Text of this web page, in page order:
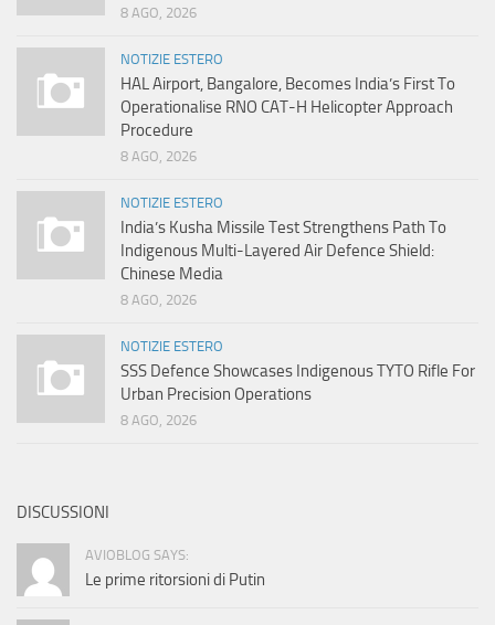
8 AGO, 2026
NOTIZIE ESTERO
HAL Airport, Bangalore, Becomes India’s First To
Operationalise RNO CAT-H Helicopter Approach
Procedure
8 AGO, 2026
NOTIZIE ESTERO
India’s Kusha Missile Test Strengthens Path To
Indigenous Multi-Layered Air Defence Shield:
Chinese Media
8 AGO, 2026
NOTIZIE ESTERO
SSS Defence Showcases Indigenous TYTO Rifle For
Urban Precision Operations
8 AGO, 2026
DISCUSSIONI
AVIOBLOG SAYS:
Le prime ritorsioni di Putin